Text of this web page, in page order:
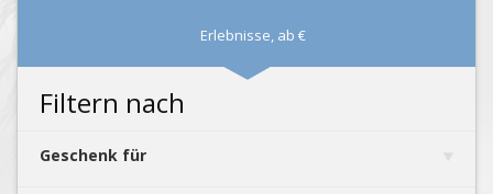
Erlebnisse, ab €
Filtern nach
Geschenk für